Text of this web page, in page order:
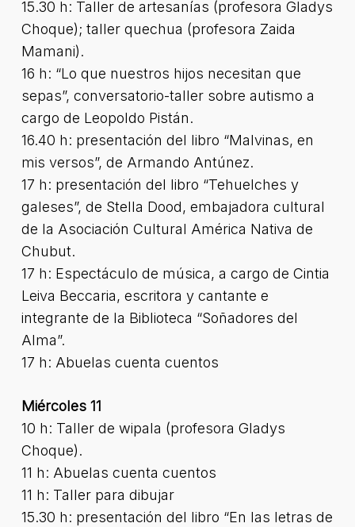
15.30 h: Taller de artesanías (profesora Gladys
Choque); taller quechua (profesora Zaida
Mamani).
16 h: “Lo que nuestros hijos necesitan que
sepas”, conversatorio-taller sobre autismo a
cargo de Leopoldo Pistán.
16.40 h: presentación del libro “Malvinas, en
mis versos”, de Armando Antúnez.
17 h: presentación del libro “Tehuelches y
galeses”, de Stella Dood, embajadora cultural
de la Asociación Cultural América Nativa de
Chubut.
17 h: Espectáculo de música, a cargo de Cintia
Leiva Beccaria, escritora y cantante e
integrante de la Biblioteca “Soñadores del
Alma”.
17 h: Abuelas cuenta cuentos
Miércoles 11
10 h: Taller de wipala (profesora Gladys
Choque).
11 h: Abuelas cuenta cuentos
11 h: Taller para dibujar
15.30 h: presentación del libro “En las letras de